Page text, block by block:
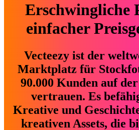
Erschwingliche
einfacher
Vecteezy ist der
Marktplatz für
90.000 Kunden auf
vertrauen. Es
Kreative und
kreativen Assets, die